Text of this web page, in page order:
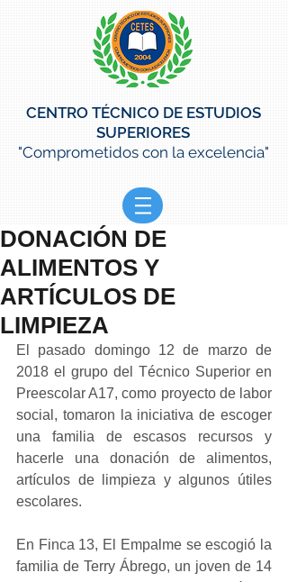
CENTRO TÉCNICO DE ESTUDIOS
SUPERIORES
"Comprometidos con la excelencia"
DONACIÓN DE
ALIMENTOS Y
ARTÍCULOS DE
LIMPIEZA
El pasado domingo 12 de marzo de
2018 el grupo del Técnico Superior en
Preescolar A17, como proyecto de labor
social, tomaron la iniciativa de escoger
una familia de escasos recursos y
hacerle una donación de alimentos,
artículos de limpieza y algunos útiles
escolares.
En Finca 13, El Empalme se escogió la
familia de Terry Ábrego, un joven de 14